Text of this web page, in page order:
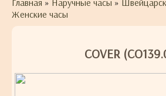
Главная » Наручные часы »
Женские часы
COVER